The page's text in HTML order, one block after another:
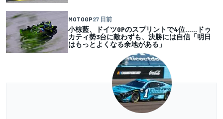
MOTOGP27 日前
小椋藍、ドイツGPのスプリントで4位……ドゥ
カティ勢3台に敵わずも、決勝には自信「明日
はもっとよくなる余地がある」